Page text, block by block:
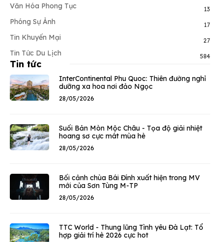
Văn Hóa Phong Tục 13
Phóng Sự Ảnh 17
Tin Khuyến Mại 27
Tin Tức Du Lịch 584
Tin tức
InterContinental Phu Quoc: Thiên đường nghỉ
dưỡng xa hoa nơi đảo Ngọc
28/05/2026
Suối Bản Mòn Mộc Châu - Tọa độ giải nhiệt
hoang sơ cực mát mùa hè
28/05/2026
Bối cảnh chùa Bái Đính xuất hiện trong MV
mới của Sơn Tùng M-TP
28/05/2026
TTC World - Thung lũng Tình yêu Đà Lạt: Tổ
hợp giải trí hè 2026 cực hot